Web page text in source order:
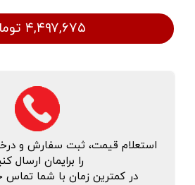
۴,۴۹۷,۶۷۵ تومان
استعلام قیمت، ثبت سفارش و
را برایمان ارسال
در کمترین زمان با شما